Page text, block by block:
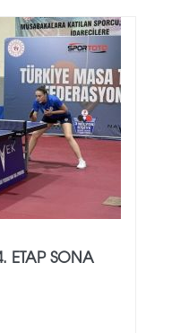
ETAP SONA